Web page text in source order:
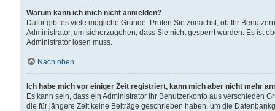
Warum kann ich mich nicht anmelden?
Dafür gibt es viele mögliche Gründe. Prüfen Sie zunächst, ob Ihr
Administrator, um sicherzugehen, dass Sie nicht gesperrt wurden. Es ist
Administrator lösen muss.
Nach oben
Ich habe mich vor einiger Zeit registriert, kann mich aber nicht mehr
Es kann sein, dass ein Administrator Ihr Benutzerkonto aus verschieden
die für längere Zeit keine Beiträge geschrieben haben, um die